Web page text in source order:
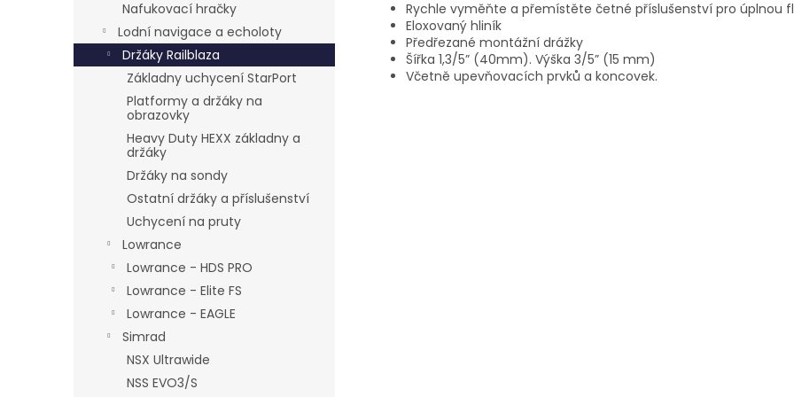
Nafukovací hračky
Lodní navigace a echoloty
Držáky Railblaza
Základny uchycení StarPort
Platformy a držáky na
obrazovky
Heavy Duty HEXX základny a
držáky
Držáky na sondy
Ostatní držáky a příslušenství
Uchycení na pruty
Lowrance
Lowrance - HDS PRO
Lowrance - Elite FS
Lowrance - EAGLE
Simrad
NSX Ultrawide
NSS EVO3/S
Rychle vyměňte a přemístěte četné příslušenství pro úplnou
Eloxovaný hliník
Předřezané montážní drážky
Šířka 1,3/5” (40mm). Výška 3/5” (15 mm)
Včetně upevňovacích prvků a koncovek.